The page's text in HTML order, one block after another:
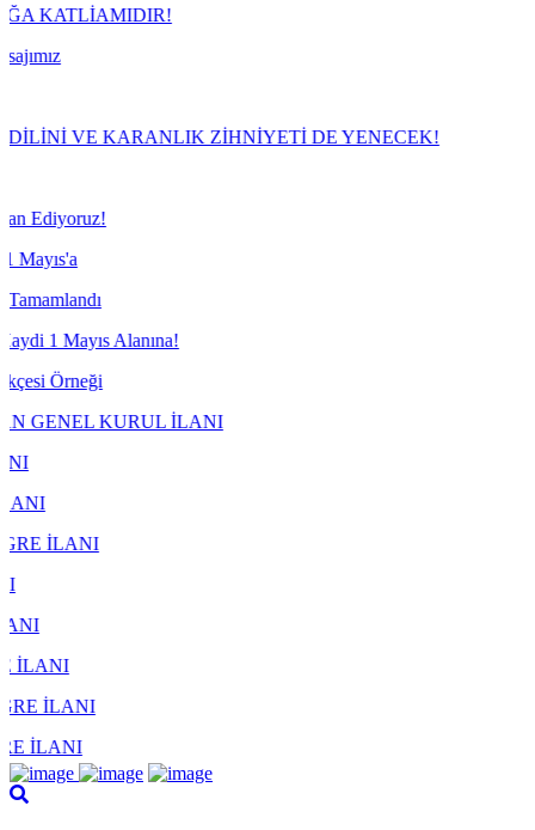
ZİHNİYETİ DE YENECEK!
İLANI